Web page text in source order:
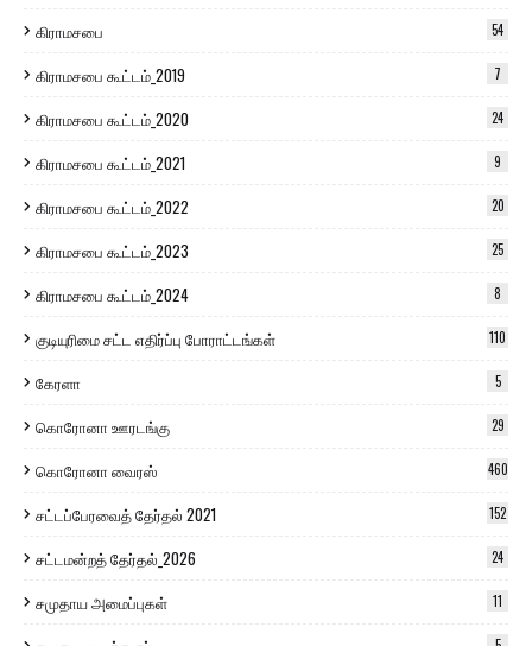
கிராமசபை 54
கிராமசபை கூட்டம்_2019 7
கிராமசபை கூட்டம்_2020 24
கிராமசபை கூட்டம்_2021 9
கிராமசபை கூட்டம்_2022 20
கிராமசபை கூட்டம்_2023 25
கிராமசபை கூட்டம்_2024 8
குடியுரிமை சட்ட எதிர்ப்பு போராட்டங்கள் 110
கேரளா 5
கொரோனா ஊரடங்கு 29
கொரோனா வைரஸ் 460
சட்டப்பேரவைத் தேர்தல் 2021 152
சட்டமன்றத் தேர்தல்_2026 24
சமுதாய அமைப்புகள் 11